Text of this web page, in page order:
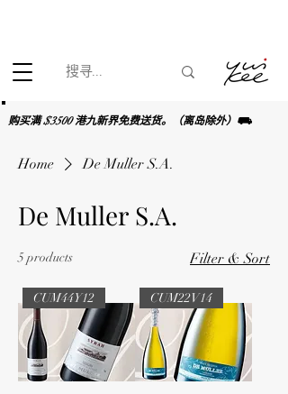
购买满 $3500 港九新界免费送货。（离岛除外）⛟
Home De Muller S.A.
De Muller S.A.
5 products Filter & Sort
CUM44Y12 CUM22V14